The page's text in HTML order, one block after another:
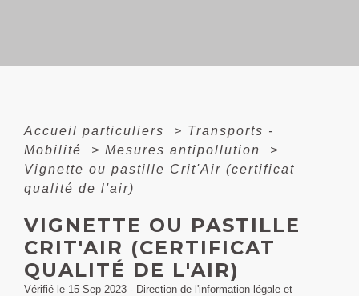
Accueil particuliers > Transports -
Mobilité
> Mesures antipollution
>
Vignette ou pastille Crit'Air (certificat
qualité de l'air)
VIGNETTE OU PASTILLE
CRIT'AIR (CERTIFICAT
QUALITÉ DE L'AIR)
Vérifié le 15 Sep 2023 - Direction de l'information légale et